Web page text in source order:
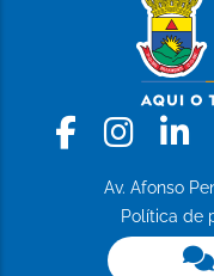
Av. Afonso
Política de